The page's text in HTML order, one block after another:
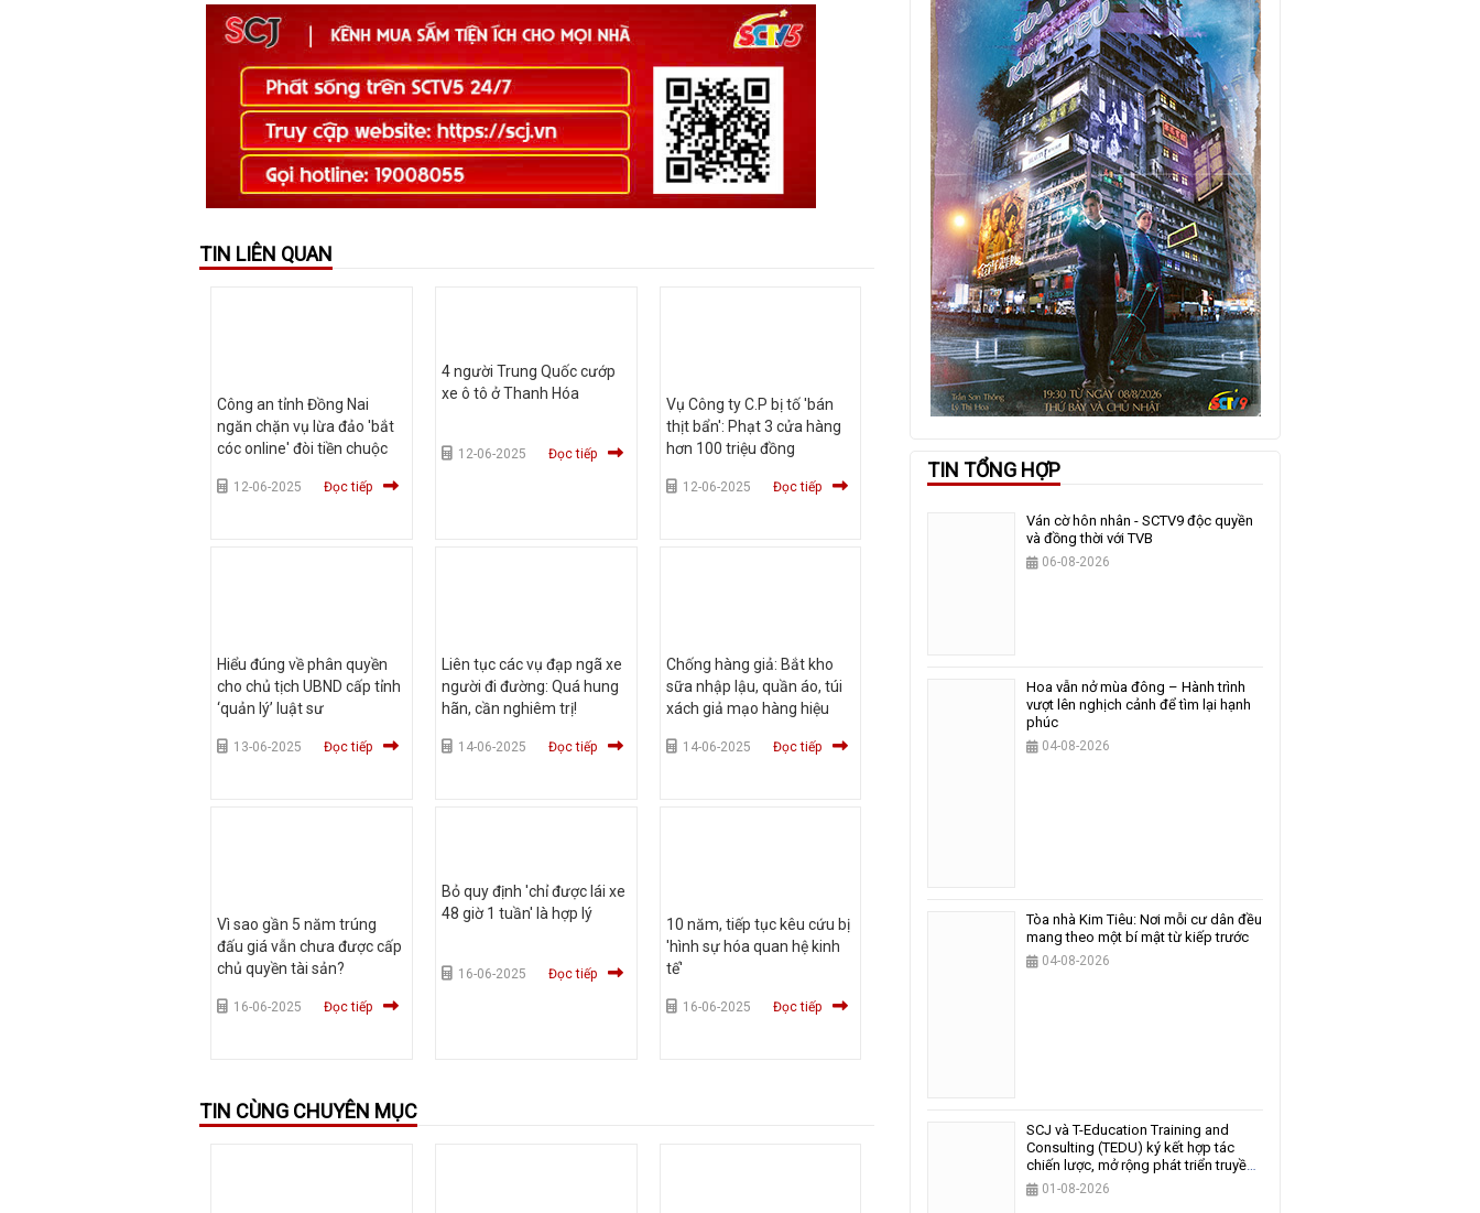
TIN LIÊN QUAN
Công an tỉnh Đồng Nai
ngăn chặn vụ lừa đảo 'bắt
cóc online' đòi tiền chuộc
12-06-2025 Đọc tiếp
4 người Trung Quốc cướp
xe ô tô ở Thanh Hóa
12-06-2025 Đọc tiếp
Vụ Công ty C.P bị tố 'bán
thịt bẩn': Phạt 3 cửa hàng
hơn 100 triệu đồng
12-06-2025 Đọc tiếp
Hiểu đúng về phân quyền
cho chủ tịch UBND cấp tỉnh
‘quản lý’ luật sư
13-06-2025 Đọc tiếp
Liên tục các vụ đạp ngã xe
người đi đường: Quá hung
hãn, cần nghiêm trị!
14-06-2025 Đọc tiếp
Chống hàng giả: Bắt kho
sữa nhập lậu, quần áo, túi
xách giả mạo hàng hiệu
14-06-2025 Đọc tiếp
Vì sao gần 5 năm trúng
đấu giá vẫn chưa được cấp
chủ quyền tài sản?
16-06-2025 Đọc tiếp
Bỏ quy định 'chỉ được lái xe
48 giờ 1 tuần' là hợp lý
16-06-2025 Đọc tiếp
10 năm, tiếp tục kêu cứu bị
'hình sự hóa quan hệ kinh
tế'
16-06-2025 Đọc tiếp
TIN CÙNG CHUYÊN MỤC
TIN TỔNG HỢP
Ván cờ hôn nhân - SCTV9 độc quyền
và đồng thời với TVB
06-08-2026
Hoa vẫn nở mùa đông – Hành trình
vượt lên nghịch cảnh để tìm lại hạnh
phúc
04-08-2026
Tòa nhà Kim Tiêu: Nơi mỗi cư dân đều
mang theo một bí mật từ kiếp trước
04-08-2026
SCJ và T-Education Training and
Consulting (TEDU) ký kết hợp tác
chiến lược, mở rộng phát triển truyền
thông và giáo dục
01-08-2026